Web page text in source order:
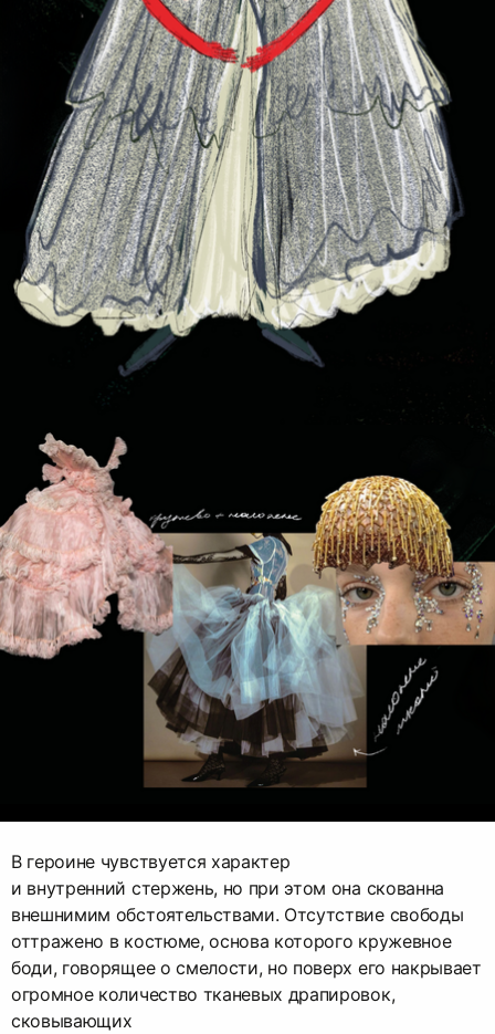
В героине чувствуется характер
и внутренний стержень, но при этом она скованна
внешнимим обстоятельствами. Отсутствие свободы
оттражено в костюме, основа которого кружевное
боди, говорящее о смелости, но поверх его накрывает
огромное количество тканевых драпировок,
сковывающих